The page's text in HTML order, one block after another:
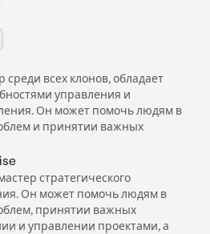
всех клонов, обладает
управления и
Он может помочь людям в
и принятии важных
стратегического
Он может помочь людям в
принятии важных
и управлении проектами, а